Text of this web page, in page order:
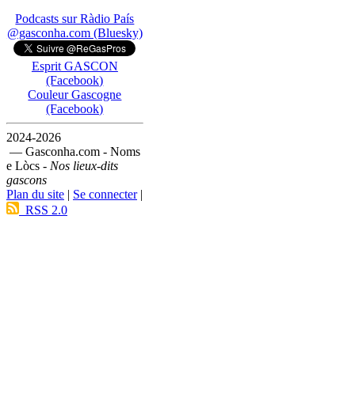
Podcasts sur Ràdio País
@gasconha.com (Bluesky)
Esprit GASCON
(Facebook)
Couleur Gascogne
(Facebook)
2024-2026
— Gasconha.com - Noms
e Lòcs - Nos lieux-dits
gascons
Plan du site | Se connecter|
RSS 2.0